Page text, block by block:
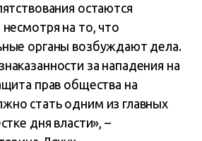
остаются
на то, что
органы возбуждают дела.
за нападения на
прав общества на
стать одним из главных
дня власти», –